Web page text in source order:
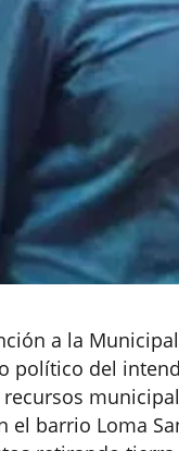
a la
político del
el barrio Loma